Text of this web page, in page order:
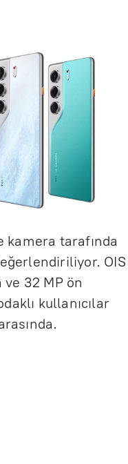
kamera tarafında
OIS
32 MP ön
kullanıcılar